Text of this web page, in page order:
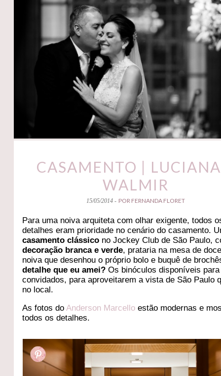
CASAMENTO |
WALMIR
15/05/2014 - POR FERNANDA FLORET
Para uma noiva arquiteta com olhar exigente, todos
detalhes eram prioridade no cenário do casamento.
casamento clássico no Jockey Club de São Paulo,
decoração branca e verde, prataria na mesa de
noiva que desenhou o próprio bolo e buquê de
detalhe que eu amei? Os binóculos disponíveis
convidados, para aproveitarem a vista de São Paulo
no local.
As fotos doAnderson Marcello estão modernas e
todos os detalhes.